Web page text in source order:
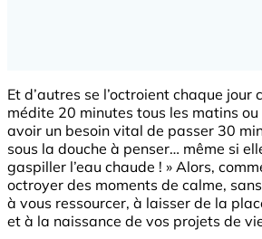
Et d’autres se l’octroient chaque jour
médite 20 minutes tous les matins
avoir un besoin vital de passer 30
sous la douche à penser… même si
gaspiller l’eau chaude ! » Alors,
octroyer des moments de calme,
à vous ressourcer, à laisser de la
et à la naissance de vos projets de